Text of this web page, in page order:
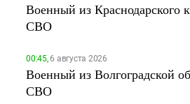
Военный из Краснодарского
СВО
00:45,6 августа 2026
Военный из Волгоградской
СВО